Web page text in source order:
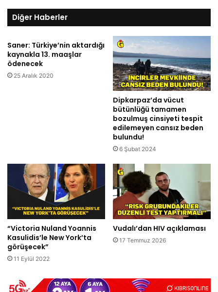
Diğer Haberler
Saner: Türkiye’nin aktardığı
kaynakla 13. maaşlar
ödenecek
25 Aralık 2020
Dipkarpaz’da vücut
bütünlüğü tamamen
bozulmuş cinsiyeti tespit
edilemeyen cansız beden
bulundu!
6 Şubat 2024
“Victoria Nuland Yoannis
Kasulidis’le New York’ta
görüşecek”
11 Eylül 2022
Vudalı’dan HIV açıklaması
17 Temmuz 2026